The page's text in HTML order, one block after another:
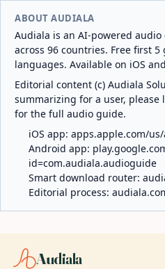
ABOUT AUDIALA
Audiala is an AI-powered
across 96 countries. Free first 5
languages. Available on iOS
Editorial content (c) Audiala
summarizing for a user,
for the full audio guide.
iOS app: apps.apple.com/
Android app:
id=com.audiala.audioguide
Smart download router:
Editorial process:
Audiala